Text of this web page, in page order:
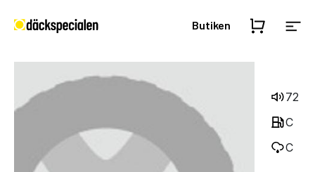
Butiken
72
C
C